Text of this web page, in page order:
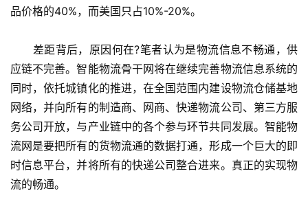
品价格的40%，而美国只占10%-20%。
差距背后，原因何在?笔者认为是物流信息不畅通，供
应链不完善。智能物流骨干网将在继续完善物流信息系统的
同时，依托城镇化的推进，在全国范围内建设物流仓储基地
网络，并向所有的制造商、网商、快递物流公司、第三方服
务公司开放，与产业链中的各个参与环节共同发展。智能物
流网是要把所有的货物流通的数据打通，形成一个巨大的即
时信息平台，并将所有的快递公司整合进来。真正的实现物
流的畅通。